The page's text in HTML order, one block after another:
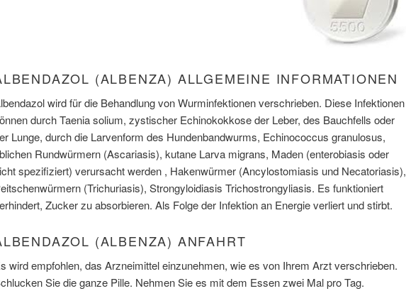
(ALBENZA) ALLGEMEINE INFORMATIONEN
wird für die Behandlung von Wurminfektionen verschrieben. Diese Infektionen
durch Taenia solium, zystischer Echinokokkose der Leber, des Bauchfells oder
Lunge, durch die Larvenform des Hundenbandwurms, Echinococcus granulosus,
Rundwürmern (Ascariasis), kutane Larva migrans, Maden (enterobiasis oder
spezifiziert) verursacht werden , Hakenwürmer (Ancylostomiasis und Necatoriasis),
(Trichuriasis), Strongyloidiasis Trichostrongyliasis. Es funktioniert
Zucker zu absorbieren. Als Folge der Infektion an Energie verliert und stirbt.
(ALBENZA) ANFAHRT
wird empfohlen, das Arzneimittel einzunehmen, wie es von Ihrem Arzt verschrieben.
Sie die ganze Pille. Nehmen Sie es mit dem Essen zwei Mal pro Tag.